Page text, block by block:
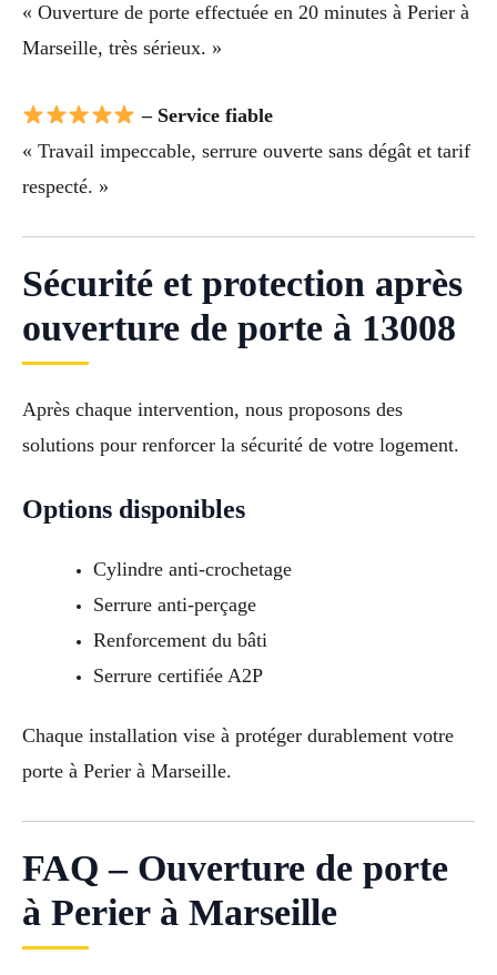
« Ouverture de porte effectuée en 20 minutes à Perier à
Marseille, très sérieux. »
– Service fiable
« Travail impeccable, serrure ouverte sans dégât et tarif
respecté. »
Sécurité et protection après
ouverture de porte à 13008
Après chaque intervention, nous proposons des
solutions pour renforcer la sécurité de votre logement.
Options disponibles
Cylindre anti-crochetage
Serrure anti-perçage
Renforcement du bâti
Serrure certifiée A2P
Chaque installation vise à protéger durablement votre
porte à Perier à Marseille.
FAQ – Ouverture de porte
à Perier à Marseille